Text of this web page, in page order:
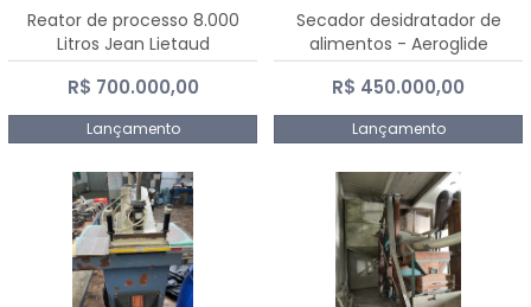
Reator de processo 8.000
Litros Jean Lietaud
R$ 700.000,00
Lançamento
Secador desidratador de
alimentos - Aeroglide
R$ 450.000,00
Lançamento